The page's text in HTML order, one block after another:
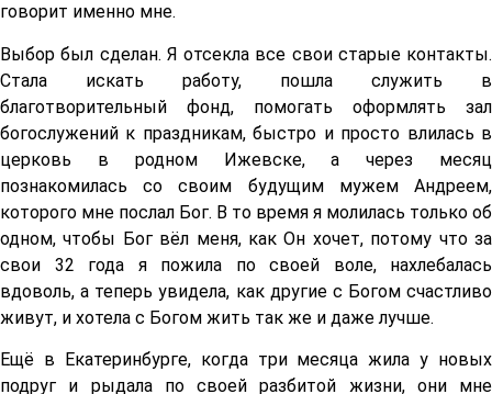
говорит именно мне.
Выбор был сделан. Я отсекла все свои старые контакты.
Стала искать работу, пошла служить в
благотворительный фонд, помогать оформлять зал
богослужений к праздникам, быстро и просто влилась в
церковь в родном Ижевске, а через месяц
познакомилась со своим будущим мужем Андреем,
которого мне послал Бог. В то время я молилась только об
одном, чтобы Бог вёл меня, как Он хочет, потому что за
свои 32 года я пожила по своей воле, нахлебалась
вдоволь, а теперь увидела, как другие с Богом счастливо
живут, и хотела с Богом жить так же и даже лучше.
Ещё в Екатеринбурге, когда три месяца жила у новых
подруг и рыдала по своей разбитой жизни, они мне